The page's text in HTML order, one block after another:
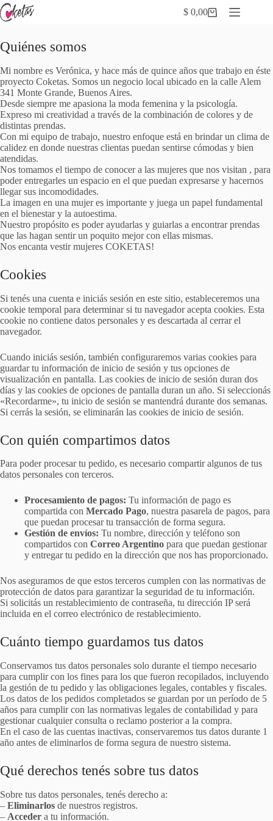
Saltar
al
Carro
$ 0,00
Quiénes somos
Mi nombre es Verónica, y hace más de quince años que trabajo en éste
proyecto Coketas. Somos un negocio local ubicado en la calle Alem
341 Monte Grande, Buenos Aires.
Desde siempre me apasiona la moda femenina y la psicología.
Expreso mi creatividad a través de la combinación de colores y de
distintas prendas.
Con mi equipo de trabajo, nuestro enfoque está en brindar un clima de
calidez en donde nuestras clientas puedan sentirse cómodas y bien
atendidas.
Nos tomamos el tiempo de conocer a las mujeres que nos visitan , para
poder entregarles un espacio en el que puedan expresarse y hacernos
llegar sus incomodidades.
La imagen en una mujer es importante y juega un papel fundamental
en el bienestar y la autoestima.
Nuestro propósito es poder ayudarlas y guiarlas a encontrar prendas
que las hagan sentir un poquito mejor con ellas mismas.
Nos encanta vestir mujeres COKETAS!
Cookies
Si tenés una cuenta e iniciás sesión en este sitio, estableceremos una
cookie temporal para determinar si tu navegador acepta cookies. Esta
cookie no contiene datos personales y es descartada al cerrar el
navegador.
Cuando iniciás sesión, también configuraremos varias cookies para
guardar tu información de inicio de sesión y tus opciones de
visualización en pantalla. Las cookies de inicio de sesión duran dos
días y las cookies de opciones de pantalla duran un año. Si seleccionás
«Recordarme», tu inicio de sesión se mantendrá durante dos semanas.
Si cerrás la sesión, se eliminarán las cookies de inicio de sesión.
Con quién compartimos datos
Para poder procesar tu pedido, es necesario compartir algunos de tus
datos personales con terceros.
Procesamiento de pagos: Tu información de pago es
compartida con Mercado Pago, nuestra pasarela de pagos, para
que puedan procesar tu transacción de forma segura.
Gestión de envíos: Tu nombre, dirección y teléfono son
compartidos con Correo Argentino para que puedan gestionar
y entregar tu pedido en la dirección que nos has proporcionado.
Nos aseguramos de que estos terceros cumplen con las normativas de
protección de datos para garantizar la seguridad de tu información.
Si solicitás un restablecimiento de contraseña, tu dirección IP será
incluida en el correo electrónico de restablecimiento.
Cuánto tiempo guardamos tus datos
Conservamos tus datos personales solo durante el tiempo necesario
para cumplir con los fines para los que fueron recopilados, incluyendo
la gestión de tu pedido y las obligaciones legales, contables y fiscales.
Los datos de los pedidos completados se guardan por un período de 5
años para cumplir con las normativas legales de contabilidad y para
gestionar cualquier consulta o reclamo posterior a la compra.
En el caso de las cuentas inactivas, conservaremos tus datos durante 1
año antes de eliminarlos de forma segura de nuestro sistema.
Qué derechos tenés sobre tus datos
Sobre tus datos personales, tenés derecho a:
– Eliminarlos de nuestros registros.
– Acceder a tu información.